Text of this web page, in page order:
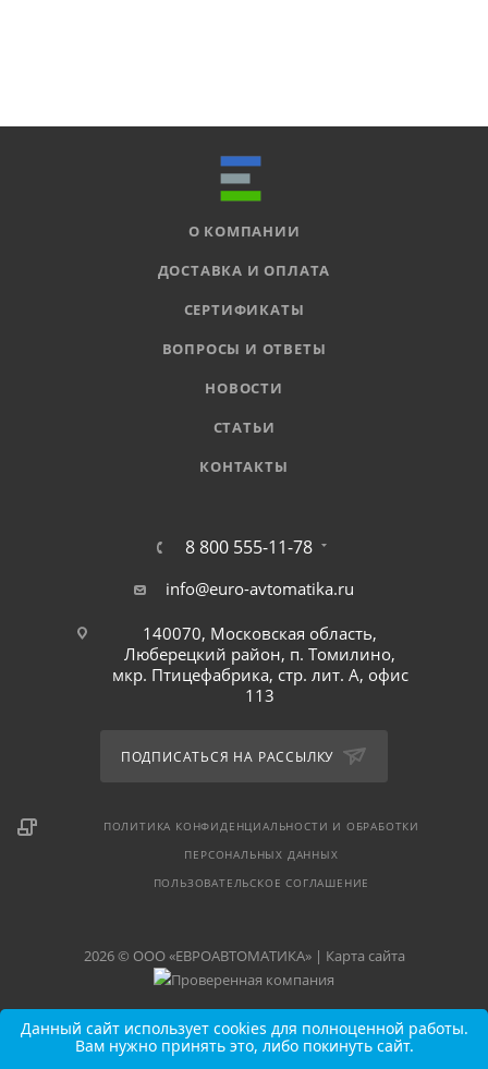
О КОМПАНИИ
ДОСТАВКА И ОПЛАТА
СЕРТИФИКАТЫ
ВОПРОСЫ И ОТВЕТЫ
НОВОСТИ
СТАТЬИ
КОНТАКТЫ
8 800 555-11-78
info@euro-avtomatika.ru
140070, Московская область,
Люберецкий район, п. Томилино,
мкр. Птицефабрика, стр. лит. А, офис
113
ПОДПИСАТЬСЯ НА РАССЫЛКУ
ПОЛИТИКА КОНФИДЕНЦИАЛЬНОСТИ И ОБРАБОТКИ
ПЕРСОНАЛЬНЫХ ДАННЫХ
ПОЛЬЗОВАТЕЛЬСКОЕ СОГЛАШЕНИЕ
2026 © ООО «ЕВРОАВТОМАТИКА» | Карта сайта
Данный сайт использует cookies для полноценной работы.
Вам нужно принять это, либо покинуть сайт.